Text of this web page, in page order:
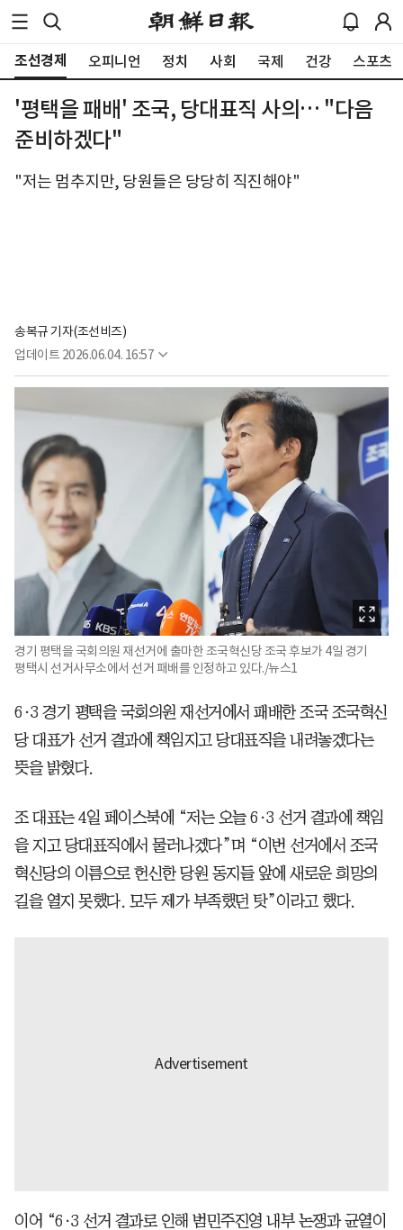
조선경제 오피니언 정치 사회 국제 건강 스포츠
'평택을 패배' 조국, 당대표직 사의… "다음
준비하겠다"
"저는 멈추지만, 당원들은 당당히 직진해야"
송복규 기자(조선비즈)
업데이트 2026.06.04. 16:57
경기 평택을 국회의원 재선거에 출마한 조국혁신당 조국 후보가 4일 경기
평택시 선거사무소에서 선거 패배를 인정하고 있다./뉴스1
6·3 경기 평택을 국회의원 재선거에서 패배한 조국 조국혁신
당 대표가 선거 결과에 책임지고 당대표직을 내려놓겠다는
뜻을 밝혔다.
조 대표는 4일 페이스북에 “저는 오늘 6·3 선거 결과에 책임
을 지고 당대표직에서 물러나겠다”며 “이번 선거에서 조국
혁신당의 이름으로 헌신한 당원 동지들 앞에 새로운 희망의
길을 열지 못했다. 모두 제가 부족했던 탓”이라고 했다.
이어 “6·3 선거 결과로 인해 범민주진영 내부 논쟁과 균열이